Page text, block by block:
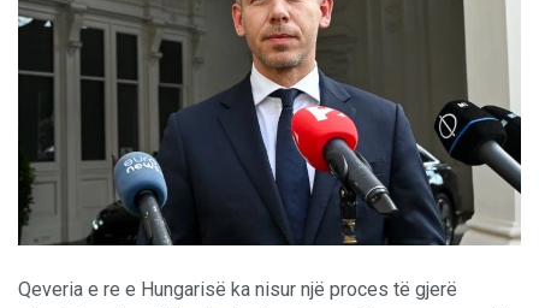
Qeveria e re e Hungarisë ka nisur një proces të gjerë